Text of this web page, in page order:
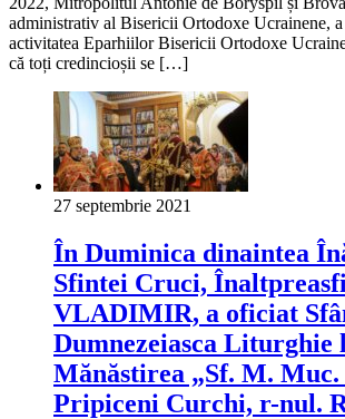
administrativ al Bisericii Ortodoxe Ucrainene,
activitatea Eparhiilor Bisericii Ortodoxe
că toți credincioșii se […]
27 septembrie 2021
În Duminica dinaintea
Sfintei Cruci,
VLADIMIR, a oficiat
Dumnezeiasca Liturghie
Mănăstirea „Sf. M.
Pripiceni Curchi, r-nul.